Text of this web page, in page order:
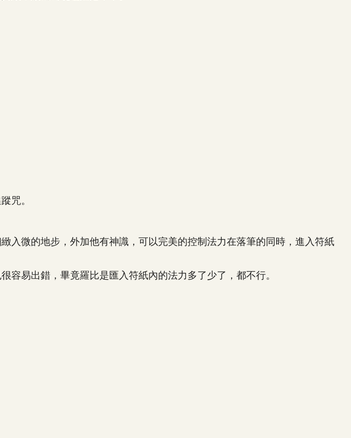
咒。
微的地步，外加他有神識，可以完美的控制法力在落筆的同時，進入符紙
易出錯，畢竟羅比是匯入符紙內的法力多了少了，都不行。